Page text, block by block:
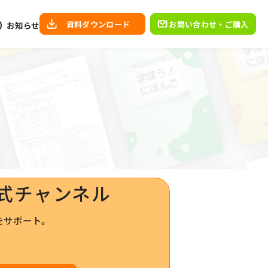
お知らせ 資料ダウンロード お問い合わせ・ご購入
チャンネル
ポート。